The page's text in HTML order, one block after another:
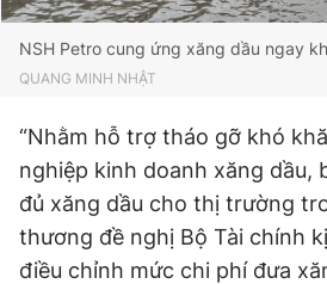
NSH Petro cung ứng xăng dầu ngay
QUANG MINH NHẬT
“Nhằm hỗ trợ tháo gỡ khó
nghiệp kinh doanh xăng dầu,
đủ xăng dầu cho thị trường
thương đề nghị Bộ Tài chính
điều chỉnh mức chi phí đưa